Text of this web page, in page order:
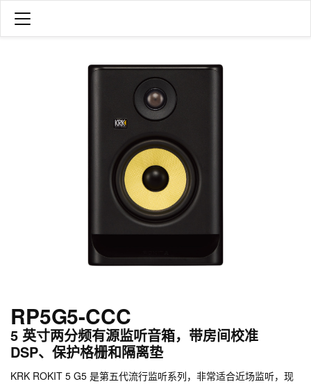
RP5G5-CCC
5 英寸两分频有源监听音箱，带房间校准
DSP、保护格栅和隔离垫
KRK ROKIT 5 G5 是第五代流行监听系列，非常适合近场监听，现